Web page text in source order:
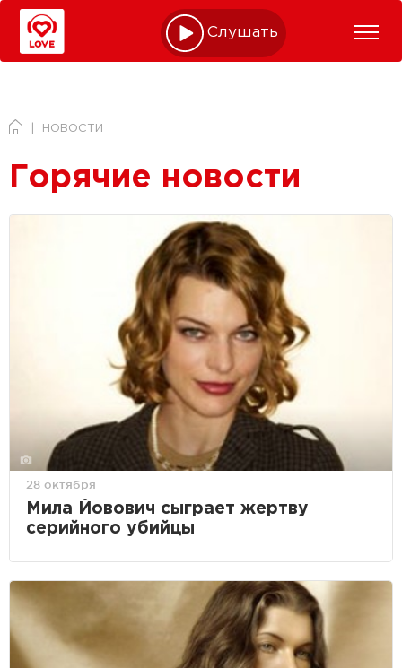
Слушать online
НОВОСТИ
Горячие новости
28 октября
Мила Йовович сыграет жертву
серийного убийцы